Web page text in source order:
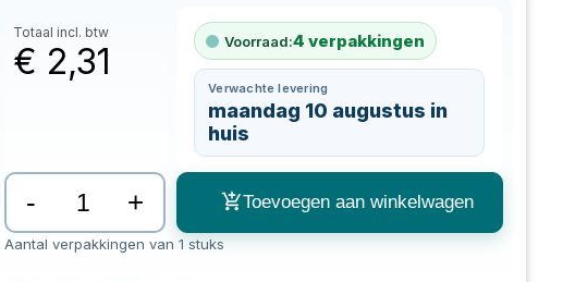
Totaal incl. btw
€ 2,31 Voorraad:4 verpakkingen
Verwachte levering
maandag 10 augustus in
huis
- + Toevoegen aan winkelwagen
Aantal verpakkingen van 1 stuks